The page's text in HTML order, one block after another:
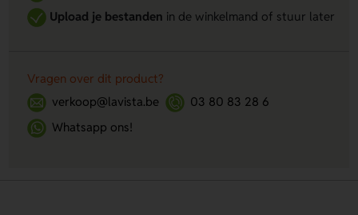
Upload je bestanden in de winkelmand of stuur later
Vragen over dit product?
verkoop@lavista.be
03 80 83 28 6
Whatsapp ons!